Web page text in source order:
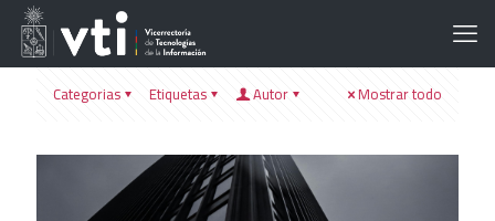
Categorias Etiquetas Autor Mostrar todo